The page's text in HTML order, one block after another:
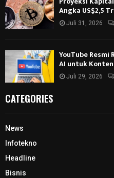
Angka US$2,5
Juli 31, 2026
YouTube
AI untuk
Juli 29, 2026
CATEGORIES
News
Infotekno
Headline
Bisnis